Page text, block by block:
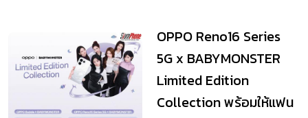
OPPO Reno16 Series
5G x BABYMONSTER
Limited Edition
Collection พร้อมให้แฟน